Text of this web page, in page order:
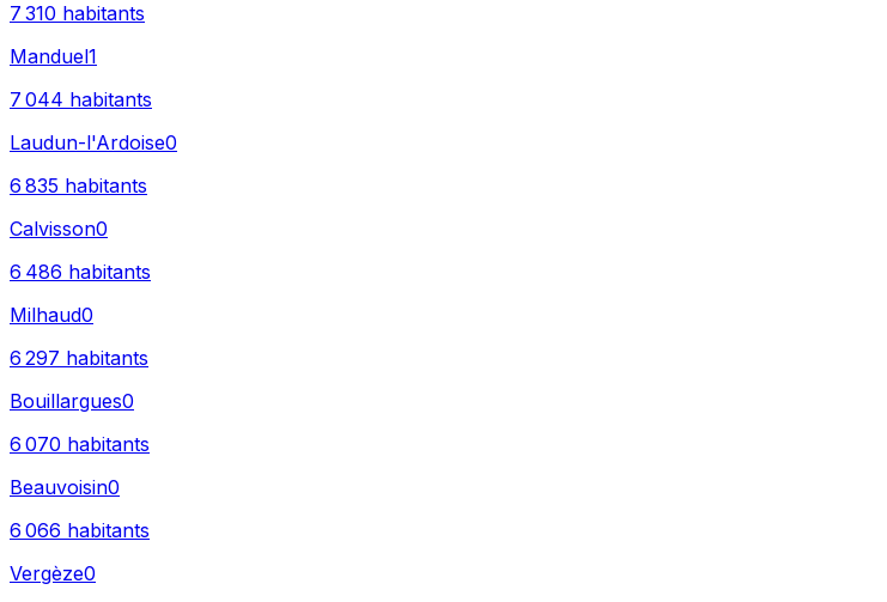
7 310 habitants
Manduel1
7 044 habitants
Laudun-l'Ardoise0
6 835 habitants
Calvisson0
6 486 habitants
Milhaud0
6 297 habitants
Bouillargues0
6 070 habitants
Beauvoisin0
6 066 habitants
Vergèze0